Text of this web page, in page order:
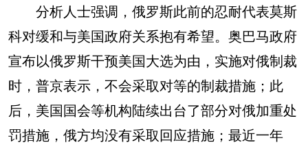
分析人士强调，俄罗斯此前的忍耐代表莫斯
科对缓和与美国政府关系抱有希望。奥巴马政府
宣布以俄罗斯干预美国大选为由，实施对俄制裁
时，普京表示，不会采取对等的制裁措施；此
后，美国国会等机构陆续出台了部分对俄加重处
罚措施，俄方均没有采取回应措施；最近一年